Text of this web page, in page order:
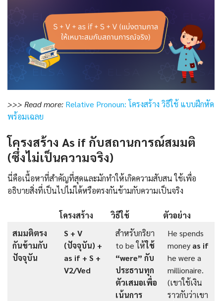
>>> Read more: Relative Pronoun: โครงสร้าง วิธีใช้ แบบฝึกหัด
พร้อมเฉลย
โครงสร้าง As if กับสถานการณ์สมมติ
(ซึ่งไม่เป็นความจริง)
นี่คือเนื้อหาที่สำคัญที่สุดและมักทำให้เกิดความสับสน ใช้เพื่อ
อธิบายสิ่งที่เป็นไปไม่ได้หรือตรงกันข้ามกับความเป็นจริง
โครงสร้าง วิธีใช้
ตัวอย่าง
สมมติตรง
กันข้ามกับ
ปัจจุบัน
S + V
(ปัจจุบัน) +
as if + S +
V2/Ved
สำหรับกริยา
to be ให้ใช้
“were” กับ
ประธานทุก
ตัวเสมอเพื่อ
เน้นการ
He spends
money as if
he were a
millionaire.
(เขาใช้เงิน
ราวกับว่าเขา